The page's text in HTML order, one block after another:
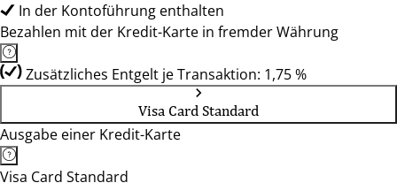
In der Kontoführung enthalten
Bezahlen mit der Kredit-Karte in fremder Währung
Zusätzliches Entgelt je Transaktion: 1,75 %
Visa Card Standard
Ausgabe einer Kredit-Karte
Visa Card Standard